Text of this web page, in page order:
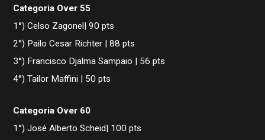
Categoria Over 55
1°) Celso Zagonel| 90 pts
2°) Pailo Cesar Richter | 88 pts
3°) Francisco Djalma Sampaio | 56 pts
4°) Tailor Maffini | 50 pts
Categoria Over 60
1°) José Alberto Scheid| 100 pts